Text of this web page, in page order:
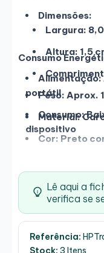
Dimensões:
Largura:
Altura: 1,5
Peso: Aprox.
Material:
Cor: Preto
Consumo
Alimentação:
portátil
Consumo:
dispositivo
Lê aqui a
verifica se
Referência:
Stock: 3 Itens